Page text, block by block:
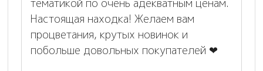
тематикой по очень адекватным ценам.
Настоящая находка! Желаем вам
процветания, крутых новинок и
побольше довольных покупателей ❤